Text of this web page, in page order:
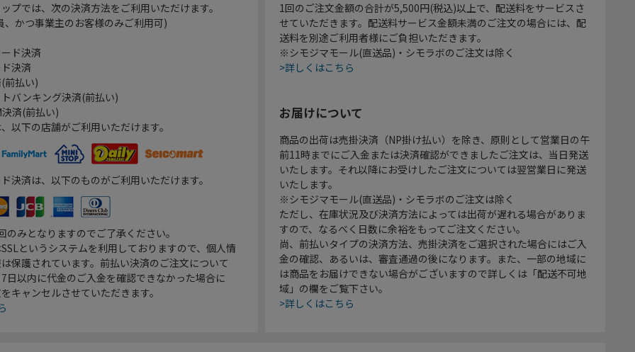
プでは、次の決済方法をご利用いただけます。
、かつ事業主のお客様のみご利用可)
ド決済
決済
前払い)
バンキング決済(前払い)
決済(前払い)
以下の店舗がご利用いただけます。
決済は、以下のものがご利用いただけます。
のみとなりますのでご了承ください。
というシステムを利用しておりますので、個人情
保護されています。前払い決済のご注文について
日以内に代金のご入金を確認できなかった場合に
キャンセルさせていただきます。
1回のご注文金額の合計が5,500円(税込)以上で、配送料をサービスさ
せていただきます。配送料サービス金額未満のご注文の場合には、配
送料を別途ご利用者様にご負担いただきます。
※シモジマモール(直送品)・シモラボのご注文は除く
>詳しくはこちら
お届けについて
商品の出荷は売掛決済（NP掛け払い）を除き、原則として営業日の午
前11時までにご入金または決済確認ができましたご注文は、当日発送
いたします。それ以降にお受けしたご注文については翌営業日に発送
いたします。
※シモジマモール(直送品)・シモラボのご注文は除く
ただし、在庫状況及び決済方法によっては出荷が遅れる場合がありま
すので、なるべく日数に余裕をもってご注文ください。
尚、前払いタイプの決済方法、売掛決済をご選択された場合にはご入
金の確認、あるいは、審査通過の後になります。また、一部の地域に
は商品をお届けできない場合がございますので詳しくは「配送不可地
域」の欄をご覧下さい。
>詳しくはこちら